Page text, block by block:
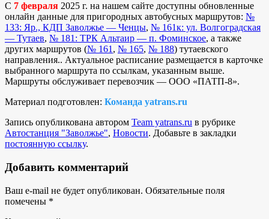
С 7 февраля 2025 г. на нашем сайте доступны обновленные
онлайн данные для пригородных автобусных маршрутов: №
133: Яр., КДП Заволжье — Ченцы, № 161к: ул. Волгоградская
— Тутаев, № 181: ТРК Альтаир — п. Фоминское, а также
других маршрутов (№ 161 , № 165, № 188) тутаевского
направления.. Актуальное расписание размещается в карточке
выбранного маршрута по ссылкам, указанным выше.
Маршруты обслуживает перевозчик — ООО «ПАТП-8».
Материал подготовлен: Команда yatrans.ru
Запись опубликована автором Team yatrans.ru в рубрике
Автостанция "Заволжье", Новости. Добавьте в закладки
постоянную ссылку.
Добавить комментарий
Ваш e-mail не будет опубликован. Обязательные поля
помечены *